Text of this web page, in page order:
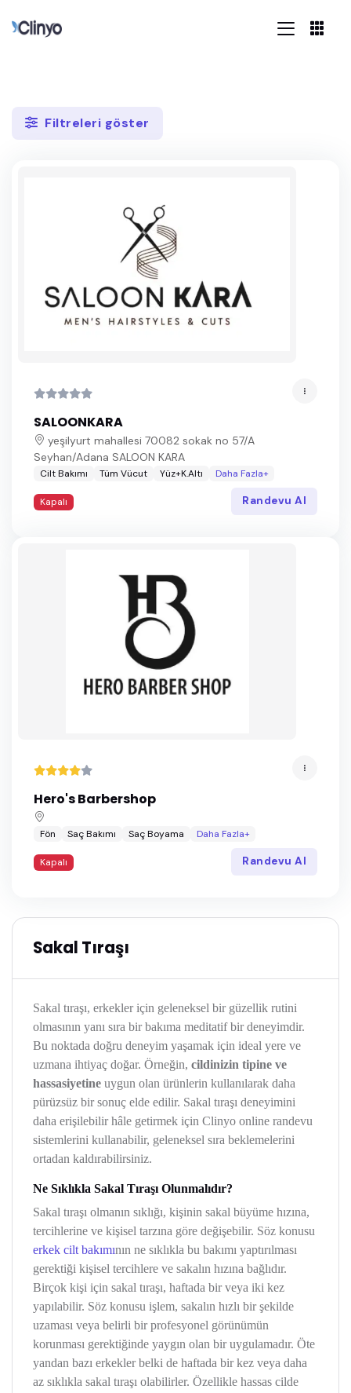
Filtreleri göster
SALOONKARA
yeşilyurt mahallesi 70082 sokak no 57/A
Seyhan/Adana SALOON KARA
Cilt Bakımı Tüm Vücut Yüz+K.Altı Daha Fazla+
Kapalı Randevu Al
Hero's Barbershop
Fön Saç Bakımı Saç Boyama Daha Fazla+
Kapalı Randevu Al
Sakal Tıraşı
Sakal tıraşı, erkekler için geleneksel bir güzellik rutini
olmasının yanı sıra bir bakıma meditatif bir deneyimdir.
Bu noktada doğru deneyim yaşamak için ideal yere ve
uzmana ihtiyaç doğar. Örneğin, cildinizin tipine ve
hassasiyetineuygun olan ürünlerin kullanılarak daha
pürüzsüz bir sonuç elde edilir. Sakal tıraşı deneyimini
daha erişilebilir hâle getirmek için Clinyo online randevu
sistemlerini kullanabilir, geleneksel sıra beklemelerini
ortadan kaldırabilirsiniz.
Ne Sıklıkla Sakal Tıraşı Olunmalıdır?
Sakal tıraşı olmanın sıklığı, kişinin sakal büyüme hızına,
tercihlerine ve kişisel tarzına göre değişebilir. Söz konusu
erkek cilt bakımının ne sıklıkla bu bakımı yaptırılması
gerektiği kişisel tercihlere ve sakalın hızına bağlıdır.
Birçok kişi için sakal tıraşı, haftada bir veya iki kez
yapılabilir. Söz konusu işlem, sakalın hızlı bir şekilde
uzaması veya belirli bir profesyonel görünümün
korunması gerektiğinde yaygın olan bir uygulamadır. Öte
yandan bazı erkekler belki de haftada bir kez veya daha
az sıklıkla sakal tıraşı olabilirler. Özellikle hassas cilde